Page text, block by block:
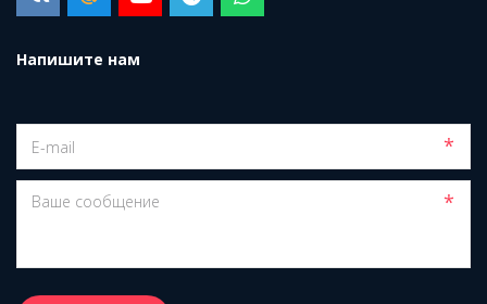
Напишите нам
*
*